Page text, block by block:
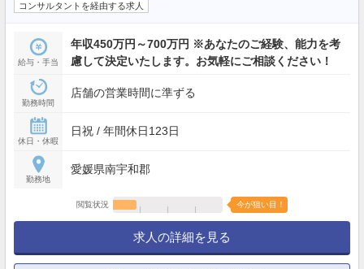
コンサルタントを経由する求人
給与・手当
年収450万円～700万円 ※あなたのご経験、能力を考
慮して決定いたします。お気軽にご相談ください！
勤務時間
店舗の営業時間に準ずる
休日・休暇
日祝 / 年間休日123日
勤務地
愛媛県南宇和郡
閲覧状況 今が狙い目！
求人の詳細を見る